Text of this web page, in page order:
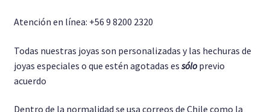
Atención en línea: +56 9 8200 2320
Todas nuestras joyas son personalizadas y las hechuras de
joyas especiales o que estén agotadas es sóloprevio
acuerdo
Dentro de la normalidad se usa correos de Chile como la